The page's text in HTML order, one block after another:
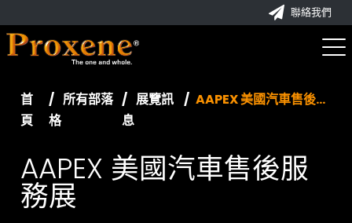
聯絡我們
首
頁
所有部落
格
展覽訊
息
AAPEX 美國汽車售後服務展
AAPEX 美國汽車售後服
務展